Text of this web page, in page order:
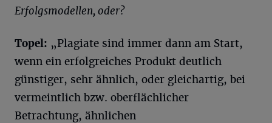
Erfolgsmodellen, oder?
Topel: „Plagiate sind immer dann am Start,
wenn ein erfolgreiches Produkt deutlich
günstiger, sehr ähnlich, oder gleichartig, bei
vermeintlich bzw. oberflächlicher
Betrachtung, ähnlichen